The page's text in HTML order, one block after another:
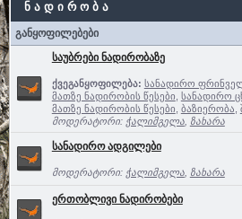
ნ ა დ ი რ ო ბ ა
განყოფილებები
საუბრები ნადირობაზე
ქვეგანყოფილება: სანადირო
მათზე ნადირობის წესები სანადირო
მათზე ნადირობის წესები ბაზიერობა
მოდერატორი: ჭალიმგელა, ზახარა
სანადირო ადგილები
მოდერატორი: ჭალიმგელა, ზახარა
ერთობლივი ნადირობები